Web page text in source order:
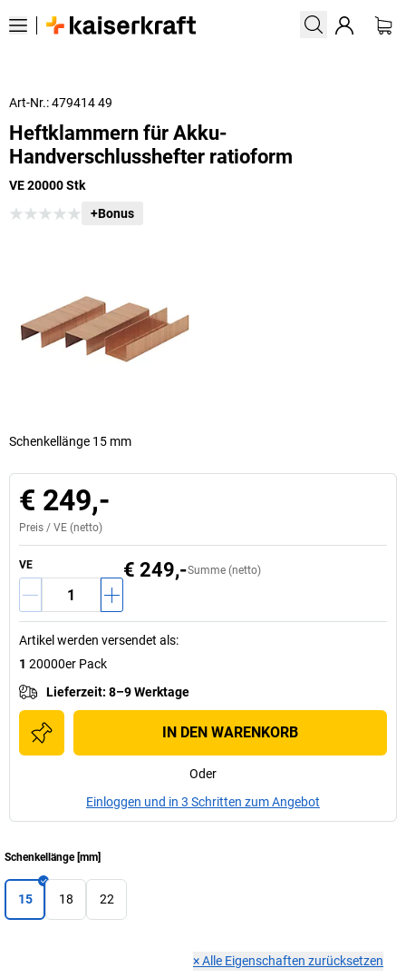
Art-Nr.: 479414 49
Heftklammern für Akku-
Handverschlusshefter ratioform
VE 20000 Stk
+Bonus
Schenkellänge 15 mm
€ 249,-
Preis / VE (netto)
VE Summe (netto)
€ 249,-
Artikel werden versendet als:
1 20000er Pack
Lieferzeit: 8–9 Werktage
IN DEN WARENKORB
Oder
Einloggen und in 3 Schritten zum Angebot
Schenkellänge[mm]
15 18 22
×Alle Eigenschaften zurücksetzen